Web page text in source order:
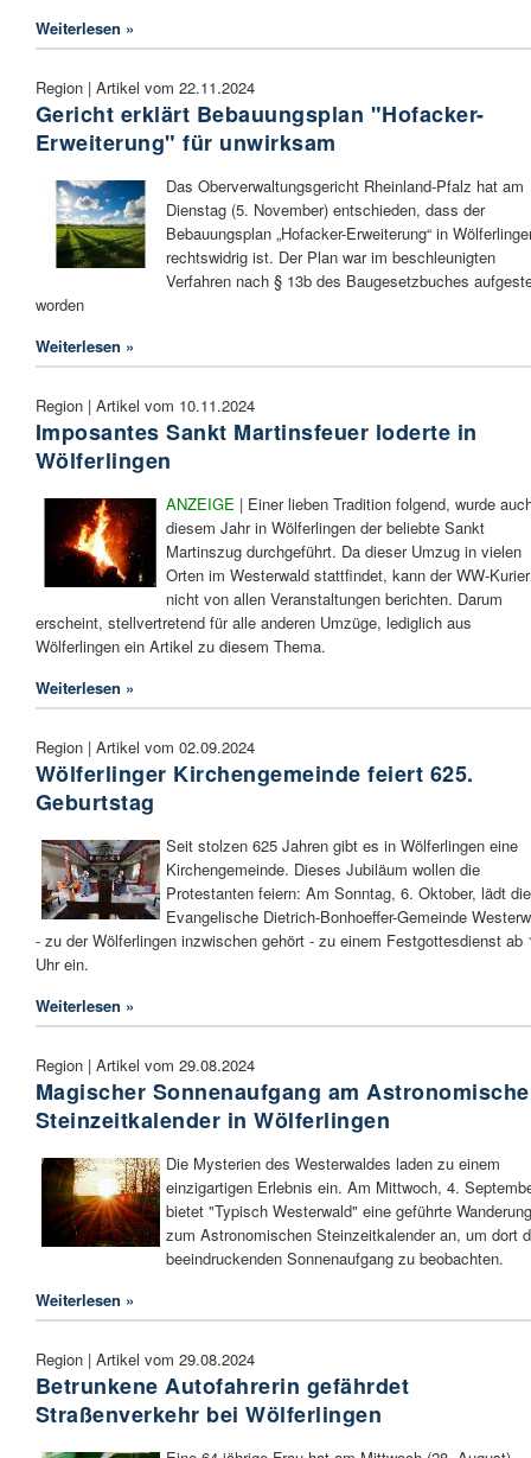
Weiterlesen »
Region | Artikel vom 22.11.2024
Gericht erklärt Bebauungsplan "Hofacker-
Erweiterung" für unwirksam
Das Oberverwaltungsgericht Rheinland-Pfalz hat am
Dienstag (5. November) entschieden, dass der
Bebauungsplan „Hofacker-Erweiterung“ in
rechtswidrig ist. Der Plan war im beschleunigten
Verfahren nach § 13b des Baugesetzbuches
worden
Weiterlesen »
Region | Artikel vom 10.11.2024
Imposantes Sankt Martinsfeuer loderte in
Wölferlingen
ANZEIGE | Einer lieben Tradition folgend, wurde
diesem Jahr in Wölferlingen der beliebte Sankt
Martinszug durchgeführt. Da dieser Umzug in vielen
Orten im Westerwald stattfindet, kann der WW-Kurier
nicht von allen Veranstaltungen berichten. Darum
erscheint, stellvertretend für alle anderen Umzüge, lediglich aus
Wölferlingen ein Artikel zu diesem Thema.
Weiterlesen »
Region | Artikel vom 02.09.2024
Wölferlinger Kirchengemeinde feiert 625.
Geburtstag
Seit stolzen 625 Jahren gibt es in Wölferlingen eine
Kirchengemeinde. Dieses Jubiläum wollen die
Protestanten feiern: Am Sonntag, 6. Oktober, lädt die
Evangelische Dietrich-Bonhoeffer-Gemeinde
- zu der Wölferlingen inzwischen gehört - zu einem Festgottesdienst ab
Uhr ein.
Weiterlesen »
Region | Artikel vom 29.08.2024
Magischer Sonnenaufgang am
Steinzeitkalender in Wölferlingen
Die Mysterien des Westerwaldes laden zu einem
einzigartigen Erlebnis ein. Am Mittwoch, 4.
bietet "Typisch Westerwald" eine geführte Wanderung
zum Astronomischen Steinzeitkalender an, um dort
beeindruckenden Sonnenaufgang zu beobachten.
Weiterlesen »
Region | Artikel vom 29.08.2024
Betrunkene Autofahrerin gefährdet
Straßenverkehr bei Wölferlingen